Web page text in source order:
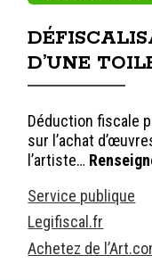
D’UNE
Déduction fiscale
sur l’achat
l’artiste…
Service publique
Legifiscal.fr
Achetez de